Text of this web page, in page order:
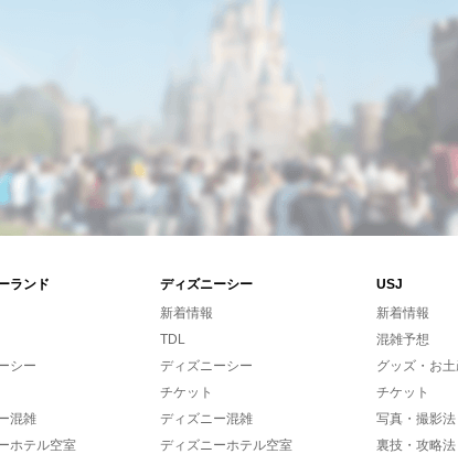
ランド ディズニーシー
USJ
シー
混雑
ホテル空室
新着情報
TDL
ディズニーシー
チケット
ディズニー混雑
ディズニーホテル空室
新着情報
混雑予想
グッズ・お
チケット
写真・撮影法
裏技・攻略法